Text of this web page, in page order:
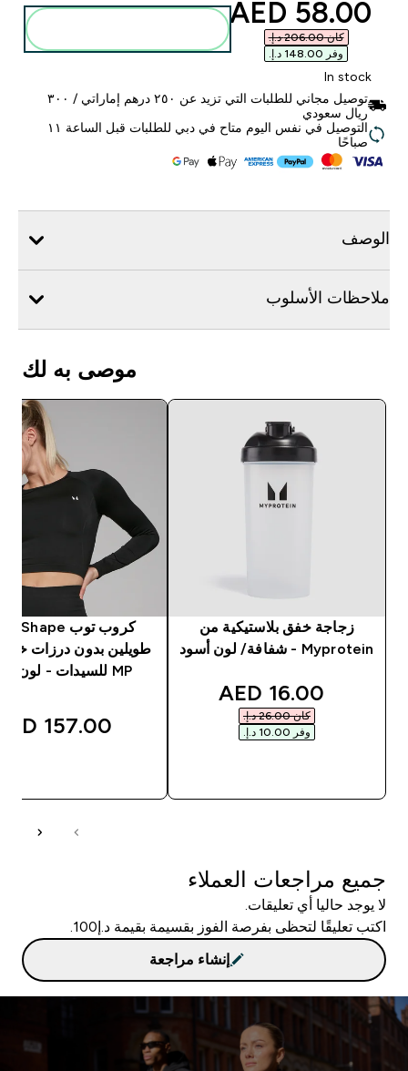
discounted price
58.00 AED‎
كان ‏206.00 د.إ.‏‎
وفر ‏148.00 د.إ.‏‎
In stock
توصيل مجاني للطلبات التي تزيد عن ٢٥٠ درهم إماراتي / ٣٠٠
ريال سعودي
التوصيل في نفس اليوم متاح في دبي للطلبات قبل الساعة ١١
صباحًا
الوصف
ملاحظات الأسلوب
موصى به لك
زجاجة خفق بلاستيكية من
Myprotein - شفافة/ لون أسود
discounted price
16.00 AED‎
كان ‏26.00 د.إ.‏‎
وفر ‏10.00 د.إ.‏‎
طويلين بدون درزات
MP للسيدات - لون أسود
157.00 AED‎
جميع مراجعات العملاء
لا يوجد حاليا أي تعليقات.
اكتب تعليقًا لتحظى بفرصة الفوز بقسيمة بقيمة د.إ100.
إنشاء مراجعة